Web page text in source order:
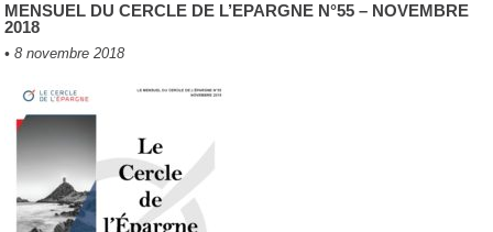
MENSUEL DU CERCLE DE L’EPARGNE N°55 – NOVEMBRE
2018
• 8 novembre 2018